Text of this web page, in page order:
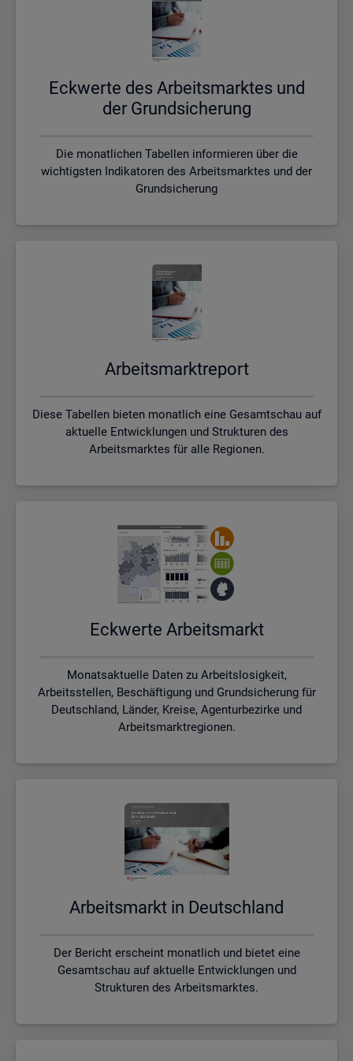
Eck­wer­te des Ar­beits­mark­tes und
der Grund­si­che­rung
Die monatlichen Tabellen informieren über die
wichtigsten Indikatoren des Arbeitsmarktes und der
Grundsicherung
Ar­beits­markt­re­port
Diese Tabellen bieten monatlich eine Gesamtschau auf
aktuelle Entwicklungen und Strukturen des
Arbeitsmarktes für alle Regionen.
Eck­wer­te Ar­beits­markt
Monatsaktuelle Daten zu Arbeitslosigkeit,
Arbeitsstellen, Beschäftigung und Grundsicherung für
Deutschland, Länder, Kreise, Agenturbezirke und
Arbeitsmarktregionen.
Ar­beits­markt in Deutsch­land
Der Bericht erscheint monatlich und bietet eine
Gesamtschau auf aktuelle Entwicklungen und
Strukturen des Arbeitsmarktes.